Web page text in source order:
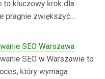
to kluczowy krok dla
pragnie zwiększyć…
SEO Warszawa
SEO w Warszawie to
który wymaga